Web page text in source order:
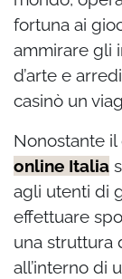
fortuna ai
ammirare gli
d’arte e
casinò un
Nonostante
online Italia
agli utenti di
effettuare
una struttura
all’interno di